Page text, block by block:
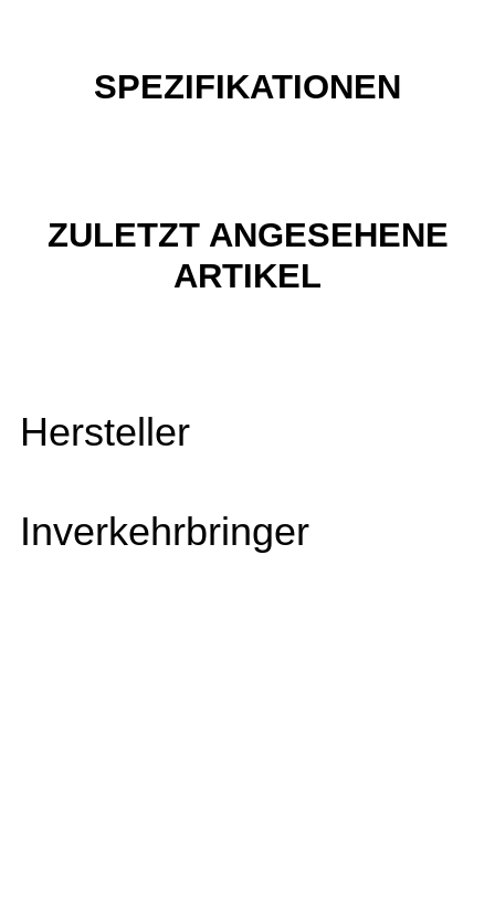
SPEZIFIKATIONEN
ZULETZT ANGESEHENE
ARTIKEL
Hersteller
Inverkehrbringer